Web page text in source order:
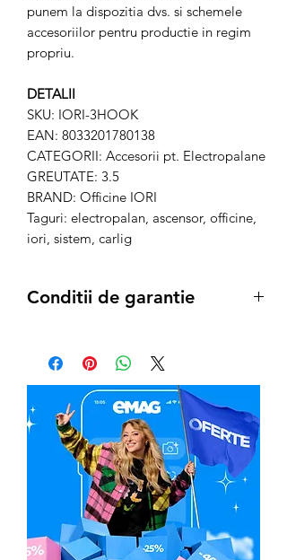
punem la dispozitia dvs. si schemele
accesoriilor pentru productie in regim
propriu.
DETALII
SKU: IORI-3HOOK
EAN: 8033201780138
CATEGORII: Accesorii pt. Electropalane
GREUTATE: 3.5
BRAND: Officine IORI
Taguri: electropalan, ascensor, officine,
iori, sistem, carlig
Conditii de garantie
IORI, este conform legii de:
12 luni
pentru achizitiile pe Persoana
24 lunipentru achizitiile pe Persoana
Fizica
In caz de necesitate:
: clientul va lua direct legatra cu
Service-ul Partener Autorizat:
Italia Star Com Due - Asistență tehnică /
Service